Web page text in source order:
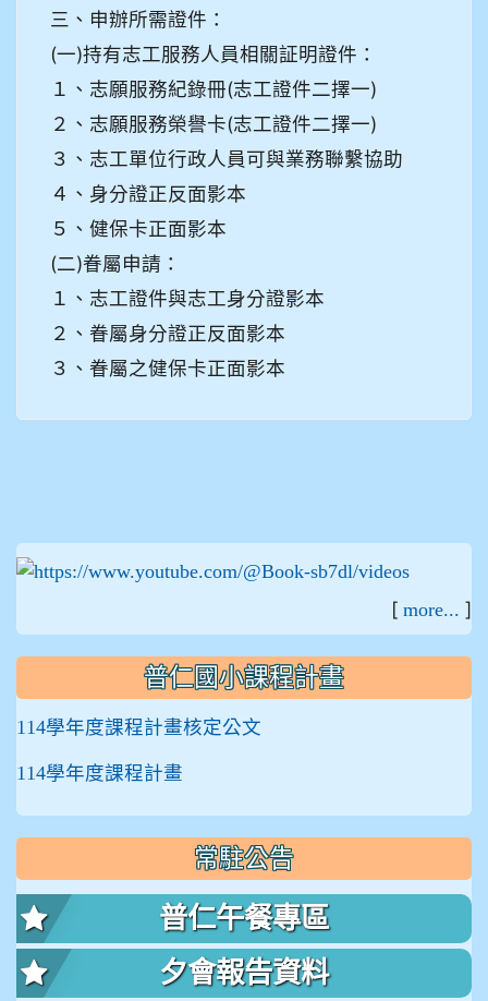
三、申辦所需證件：
(一)持有志工服務人員相關証明證件：
１、志願服務紀錄冊(志工證件二擇一)
２、志願服務榮譽卡(志工證件二擇一)
３、志工單位行政人員可與業務聯繫協助
４、身分證正反面影本
５、健保卡正面影本
(二)眷屬申請：
１、志工證件與志工身分證影本
２、眷屬身分證正反面影本
３、眷屬之健保卡正面影本
[ more... ]
普仁國小課程計畫
114學年度課程計畫核定公文
114學年度課程計畫
常駐公告
普仁午餐專區
夕會報告資料